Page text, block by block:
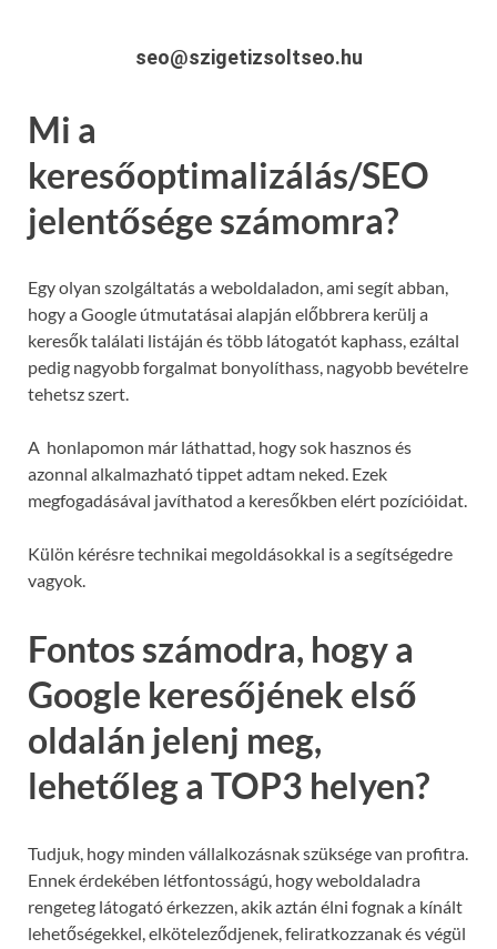
seo@szigetizsoltseo.hu
Mi a
keresőoptimalizálás/SEO
jelentősége számomra?
Egy olyan szolgáltatás a weboldaladon, ami segít abban,
hogy a Google útmutatásai alapján előbbrera kerülj a
keresők találati listáján és több látogatót kaphass, ezáltal
pedig nagyobb forgalmat bonyolíthass, nagyobb bevételre
tehetsz szert.
A honlapomon már láthattad, hogy sok hasznos és
azonnal alkalmazható tippet adtam neked. Ezek
megfogadásával javíthatod a keresőkben elért pozícióidat.
Külön kérésre technikai megoldásokkal is a segítségedre
vagyok.
Fontos számodra, hogy a
Google keresőjének első
oldalán jelenj meg,
lehetőleg a TOP3 helyen?
Tudjuk, hogy minden vállalkozásnak szüksége van profitra.
Ennek érdekében létfontosságú, hogy weboldaladra
rengeteg látogató érkezzen, akik aztán élni fognak a kínált
lehetőségekkel, elköteleződjenek, feliratkozzanak és végül